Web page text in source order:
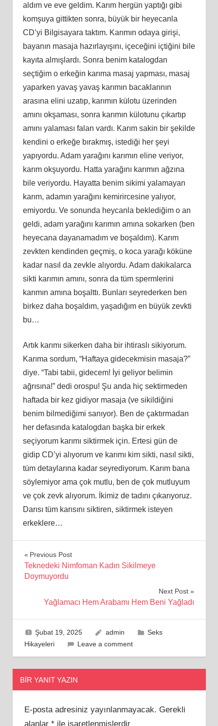
aldım ve eve geldim. Karım hergün yaptığı gibi
komşuya gittikten sonra, büyük bir heyecanla
CD’yi Bilgisayara taktım. Karımın odaya girişi,
bayanın masaja hazırlayışını, içeceğini içtiğini bile
kayıta almışlardı. Sonra benim katalogdan
seçtiğim o erkeğin karıma masaj yapması, masaj
yaparken yavaş yavaş karımın bacaklarının
arasına elini uzatıp, karımın külotu üzerinden
amını okşaması, sonra karımın külotunu çıkartıp
amını yalaması falan vardı. Karım sakin bir şekilde
kendini o erkeğe bırakmış, istediği her şeyi
yapıyordu. Adam yarağını karımın eline veriyor,
karım okşuyordu. Hatta yarağını karımın ağzına
bile veriyordu. Hayatta benim sikimi yalamayan
karım, adamın yarağını kemirircesine yalıyor,
emiyordu. Ve sonunda heycanla beklediğim o an
geldi, adam yarağını karımın amına sokarken (ben
heyecana dayanamadım ve boşaldım). Karım
zevkten kendinden geçmiş, o koca yarağı köküne
kadar nasıl da zevkle alıyordu. Adam dakikalarca
sikti karımın amını, sonra da tüm spermlerini
karımın amına boşalttı. Bunları seyrederken ben
birkez daha boşaldım, yaşadığım en büyük zevkti
bu…
Artık karımı sikerken daha bir ihtiraslı sikiyorum.
Karıma sordum, “Haftaya gidecekmisin masaja?”
diye. “Tabi tabii, gidecem! İyi geliyor belimin
ağrısına!” dedi orospu! Şu anda hiç sektirmeden
haftada bir kez gidiyor masaja (ve sikildiğini
benim bilmediğimi sanıyor). Ben de çaktırmadan
her defasında katalogdan başka bir erkek
seçiyorum karımı siktirmek için. Ertesi gün de
gidip CD’yi alıyorum ve karımı kim sikti, nasıl sikti,
tüm detaylarına kadar seyrediyorum. Karım bana
söylemiyor ama çok mutlu, ben de çok mutluyum
ve çok zevk alıyorum. İkimiz de tadını çıkarıyoruz.
Darısı tüm karısını siktiren, siktirmek isteyen
erkeklere…
Yazı
gezinmesi
Previous Post
Teknedeki Nimfoman Kadın Sikilmeye
Doymuyordu
Next Post
Yağlamacı Hem Arabamı Hem Beni Yağladı
Şubat 19, 2025 admin
Seks
Hikayeleri
Leave a comment
BIR YANIT YAZIN
E-posta adresiniz yayınlanmayacak. Gerekli
alanlar *ile işaretlenmişlerdir